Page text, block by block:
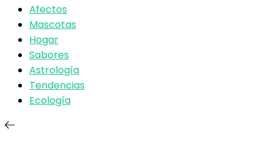
Afectos
Mascotas
Hogar
Sabores
Astrología
Tendencias
Ecología